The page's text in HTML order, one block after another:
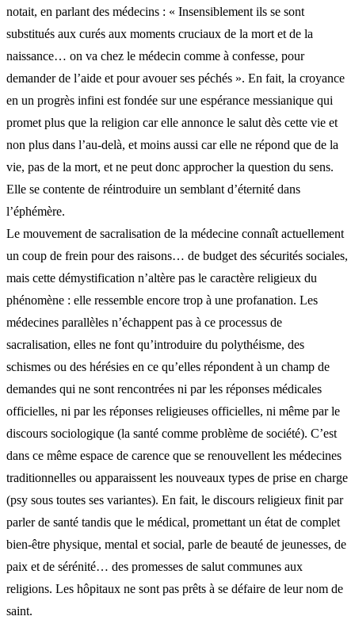
notait, en parlant des médecins : « Insensiblement ils se sont
substitués aux curés aux moments cruciaux de la mort et de la
naissance… on va chez le médecin comme à confesse, pour
demander de l’aide et pour avouer ses péchés ». En fait, la croyance
en un progrès infini est fondée sur une espérance messianique qui
promet plus que la religion car elle annonce le salut dès cette vie et
non plus dans l’au-delà, et moins aussi car elle ne répond que de la
vie, pas de la mort, et ne peut donc approcher la question du sens.
Elle se contente de réintroduire un semblant d’éternité dans
l’éphémère.
Le mouvement de sacralisation de la médecine connaît actuellement
un coup de frein pour des raisons… de budget des sécurités sociales,
mais cette démystification n’altère pas le caractère religieux du
phénomène : elle ressemble encore trop à une profanation. Les
médecines parallèles n’échappent pas à ce processus de
sacralisation, elles ne font qu’introduire du polythéisme, des
schismes ou des hérésies en ce qu’elles répondent à un champ de
demandes qui ne sont rencontrées ni par les réponses médicales
officielles, ni par les réponses religieuses officielles, ni même par le
discours sociologique (la santé comme problème de société). C’est
dans ce même espace de carence que se renouvellent les médecines
traditionnelles ou apparaissent les nouveaux types de prise en charge
(psy sous toutes ses variantes). En fait, le discours religieux finit par
parler de santé tandis que le médical, promettant un état de complet
bien-être physique, mental et social, parle de beauté de jeunesses, de
paix et de sérénité… des promesses de salut communes aux
religions. Les hôpitaux ne sont pas prêts à se défaire de leur nom de
saint.